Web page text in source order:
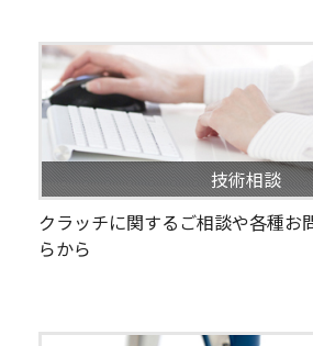
技術相談
クラッチに関するご相談や各種お
らから